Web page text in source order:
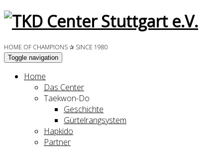
HOME OF CHAMPIONS ✰ SINCE 1980
Toggle navigation
Home
Das Center
Taekwon-Do
Geschichte
Gürtelrangsystem
Hapkido
Partner